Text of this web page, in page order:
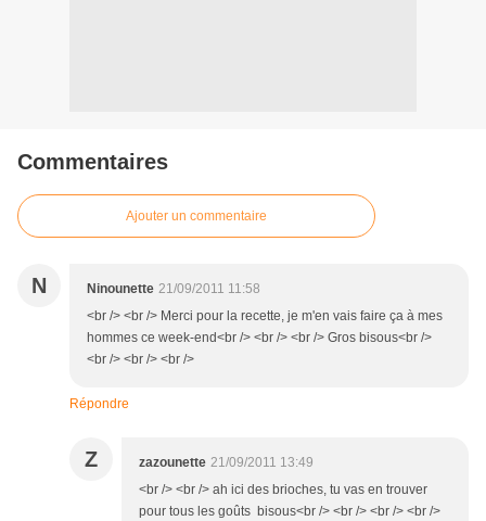
Commentaires
Ajouter un commentaire
N Ninounette 21/09/2011 11:58
<br /> <br /> Merci pour la recette, je m'en vais faire ça à mes
hommes ce week-end<br /> <br /> <br /> Gros bisous<br />
<br /> <br /> <br />
Répondre
Z zazounette 21/09/2011 13:49
<br /> <br /> ah ici des brioches, tu vas en trouver
pour tous les goûts bisous<br /> <br /> <br /> <br />